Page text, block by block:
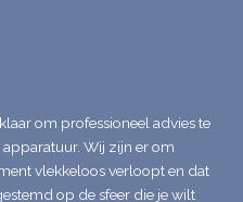
om professioneel advies te
Wij zijn er om
vlekkeloos verloopt en dat
op de sfeer die je wilt